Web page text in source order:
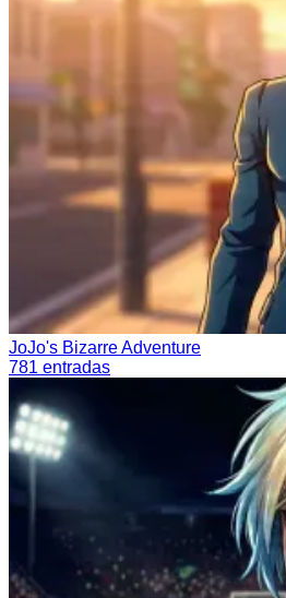
JoJo's Bizarre Adventure
781 entradas